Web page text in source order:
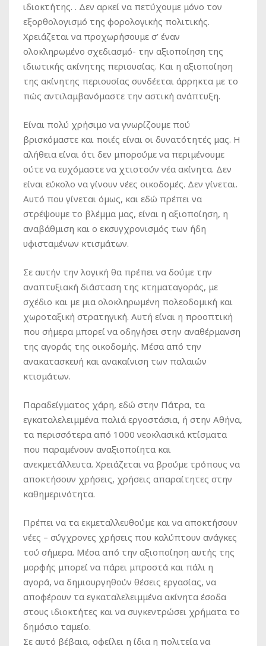
ιδιοκτήτης. . Δεν αρκεί να πετύχουμε μόνο τον
εξορθολογισμό της φορολογικής πολιτικής.
Χρειάζεται να προχωρήσουμε σ’ έναν
ολοκληρωμένο σχεδιασμό- την αξιοποίηση της
ιδιωτικής ακίνητης περιουσίας. Και η αξιοποίηση
της ακίνητης περιουσίας συνδέεται άρρηκτα με το
πώς αντιλαμβανόμαστε την αστική ανάπτυξη.
Είναι πολύ χρήσιμο να γνωρίζουμε πού
βρισκόμαστε και ποιές είναι οι δυνατότητές μας. Η
αλήθεια είναι ότι δεν μπορούμε να περιμένουμε
ούτε να ευχόμαστε να χτιστούν νέα ακίνητα. Δεν
είναι εύκολο να γίνουν νέες οικοδομές. Δεν γίνεται.
Αυτό που γίνεται όμως, και εδώ πρέπει να
στρέψουμε το βλέμμα μας, είναι η αξιοποίηση, η
αναβάθμιση και ο εκσυγχρονισμός των ήδη
υφισταμένων κτισμάτων.
Σε αυτήν την λογική θα πρέπει να δούμε την
αναπτυξιακή διάσταση της κτηματαγοράς, με
σχέδιο και με μια ολοκληρωμένη πολεοδομική και
χωροταξική στρατηγική. Αυτή είναι η προοπτική
που σήμερα μπορεί να οδηγήσει στην αναθέρμανση
της αγοράς της οικοδομής. Μέσα από την
ανακατασκευή και ανακαίνιση των παλαιών
κτισμάτων.
Παραδείγματος χάρη, εδώ στην Πάτρα, τα
εγκαταλελειμμένα παλιά εργοστάσια, ή στην Αθήνα,
τα περισσότερα από 1000 νεοκλασικά κτίσματα
που παραμένουν αναξιοποίητα και
ανεκμετάλλευτα. Χρειάζεται να βρούμε τρόπους να
αποκτήσουν χρήσεις, χρήσεις απαραίτητες στην
καθημερινότητα.
Πρέπει να τα εκμεταλλευθούμε και να αποκτήσουν
νέες – σύγχρονες χρήσεις που καλύπτουν ανάγκες
τού σήμερα. Μέσα από την αξιοποίηση αυτής της
μορφής μπορεί να πάρει μπροστά και πάλι η
αγορά, να δημιουργηθούν θέσεις εργασίας, να
αποφέρουν τα εγκαταλελειμμένα ακίνητα έσοδα
στους ιδιοκτήτες και να συγκεντρώσει χρήματα το
δημόσιο ταμείο.
Σε αυτό βέβαια, οφείλει η ίδια η πολιτεία να